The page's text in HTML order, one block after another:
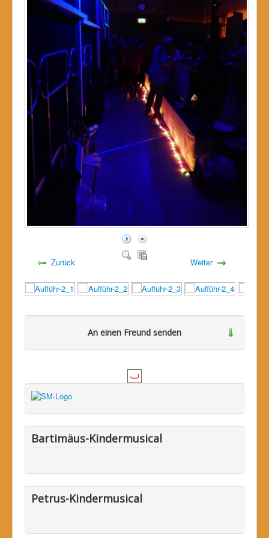
Zurück Weiter
An einen Freund senden
Bitte loggen Sie sich zuerst ein...
Bartimäus-Kindermusical
Petrus-Kindermusical